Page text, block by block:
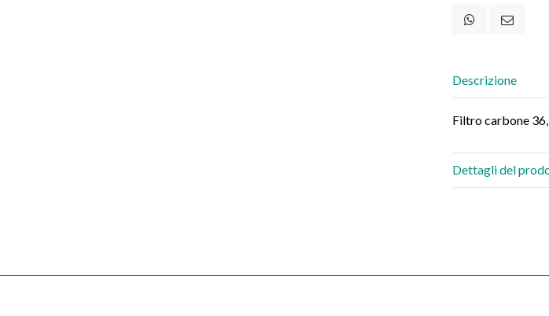
Descrizione
Filtro carbone
Dettagli del